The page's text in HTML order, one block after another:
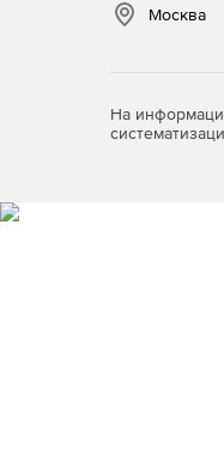
Москва
На